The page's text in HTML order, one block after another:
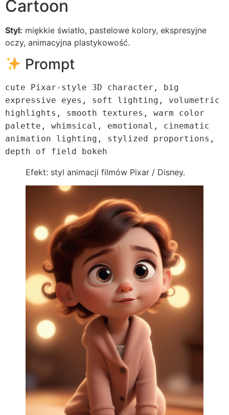
Cartoon
Styl: miękkie światło, pastelowe kolory, ekspresyjne
oczy, animacyjna plastykowość.
Prompt
cute Pixar-style 3D character, big
expressive eyes, soft lighting, volumetric
highlights, smooth textures, warm color
palette, whimsical, emotional, cinematic
animation lighting, stylized proportions,
depth of field bokeh
Efekt: styl animacji filmów Pixar / Disney.